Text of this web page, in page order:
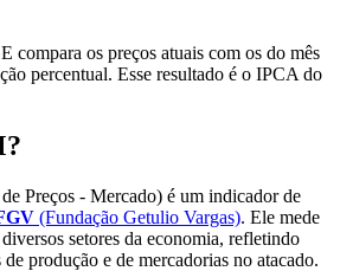
compara os preços atuais com os do mês
percentual. Esse resultado é o IPCA do
?
Preços - Mercado) é um indicador de
(Fundação Getulio Vargas). Ele mede
setores da economia, refletindo
produção e de mercadorias no atacado.